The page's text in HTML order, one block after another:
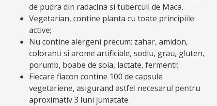
de pudra din radacina si tuberculi de Maca.
Vegetarian, contine planta cu toate principiile
active;
Nu contine alergeni precum: zahar, amidon,
coloranti si arome artificiale, sodiu, grau, gluten,
porumb, boabe de soia, lactate, fermenti;
Fiecare flacon contine 100 de capsule
vegetariene, asigurand astfel necesarul pentru
aproximativ 3 luni jumatate.